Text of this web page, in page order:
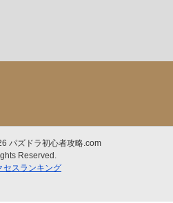
パズドラ初心者攻略.com
Reserved.